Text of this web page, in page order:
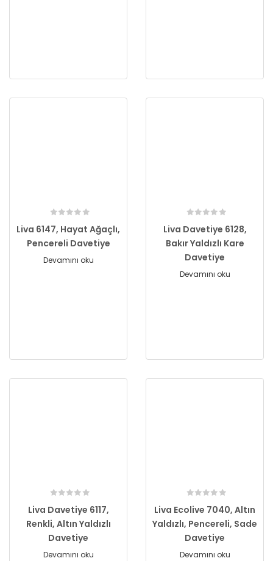
Liva 6147, Hayat Ağaçlı,
Pencereli Davetiye
Devamını oku
Liva Davetiye 6128,
Bakır Yaldızlı Kare
Davetiye
Devamını oku
Liva Davetiye 6117,
Renkli, Altın Yaldızlı
Davetiye
Devamını oku
Liva Ecolive 7040, Altın
Yaldızlı, Pencereli, Sade
Davetiye
Devamını oku